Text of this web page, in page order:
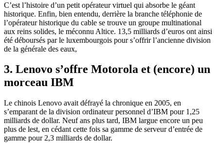
C’est l’histoire d’un petit opérateur virtuel qui absorbe le géant
historique. Enfin, bien entendu, derrière la branche téléphonie de
l’opérateur historique du cable se trouve un groupe multinational
aux reins solides, le méconnu Altice. 13,5 milliards d’euros ont ainsi
été déboursés par le luxembourgois pour s’offrir l’ancienne division
de la générale des eaux,
3. Lenovo s’offre Motorola et (encore) un
morceau IBM
Le chinois Lenovo avait défrayé la chronique en 2005, en
s’emparant de la division ordinateur personnel d’IBM pour 1,25
milliards de dollar. Neuf ans plus tard, IBM largue encore un peu
plus de lest, en cédant cette fois sa gamme de serveur d’entrée de
gamme pour 2,3 milliards de dollar.